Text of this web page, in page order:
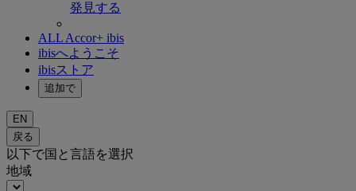
発見する
ALL Accor+ ibis
ibisへようこそ
ibisストア
追加で
EN
戻る
以下で国と言語を選択
地域